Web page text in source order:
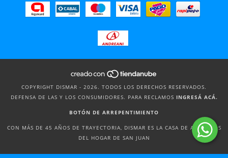
COPYRIGHT DISMAR - 2026. TODOS LOS DERECHOS RESERVADOS.
DEFENSA DE LAS Y LOS CONSUMIDORES. PARA RECLAMOS INGRESÁ ACÁ.
BOTÓN DE ARREPENTIMIENTO
CON MÁS DE 45 AÑOS DE TRAYECTORIA, DISMAR ES LA CASA DE ARTÍCULOS
DEL HOGAR DE SAN JUAN